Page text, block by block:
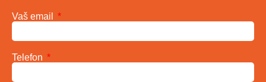
Vaš email
Telefon